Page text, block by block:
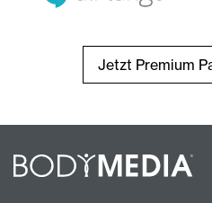
Jetzt Premium